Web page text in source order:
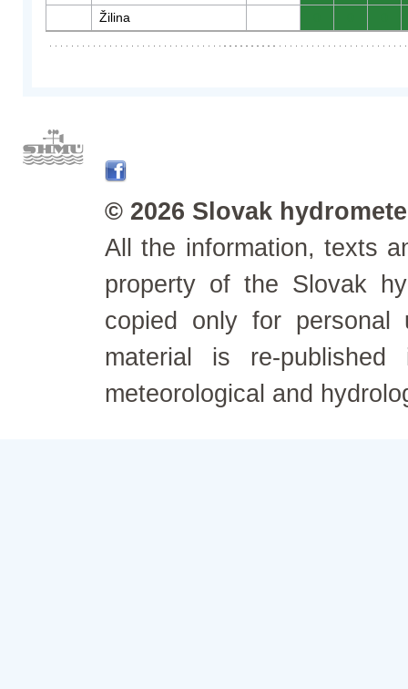
Žilina
© 2026 Slovak
All the information, texts
property of the Slovak
copied only for personal
material is re-
meteorological and